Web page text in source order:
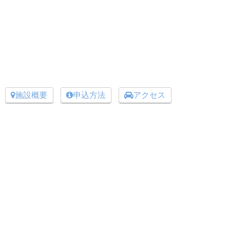
施設概要 申込方法 アクセス